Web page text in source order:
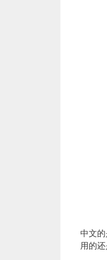
中文
用的还